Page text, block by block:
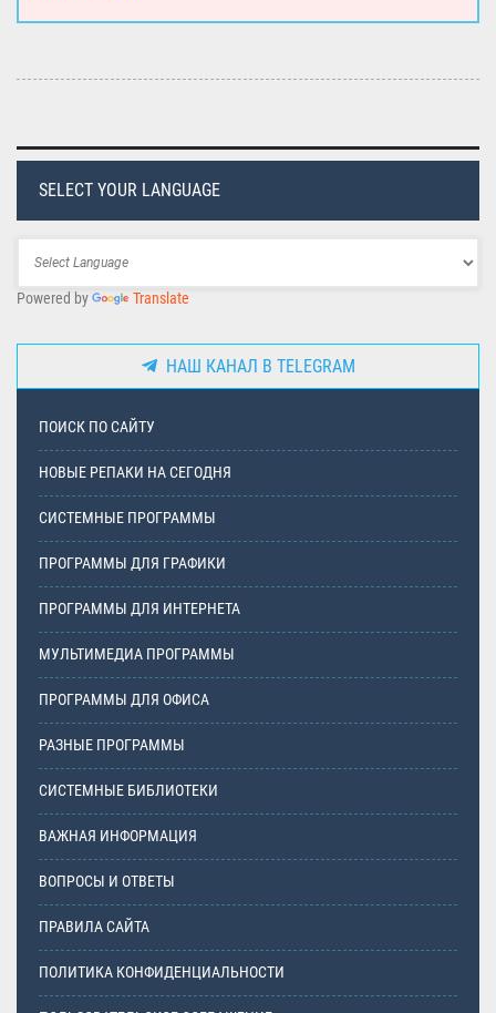
SELECT YOUR LANGUAGE
Powered by Translate
НАШ КАНАЛ В TELEGRAM
ПОИСК ПО САЙТУ
НОВЫЕ РЕПАКИ НА СЕГОДНЯ
СИСТЕМНЫЕ ПРОГРАММЫ
ПРОГРАММЫ ДЛЯ ГРАФИКИ
ПРОГРАММЫ ДЛЯ ИНТЕРНЕТА
МУЛЬТИМЕДИА ПРОГРАММЫ
ПРОГРАММЫ ДЛЯ ОФИСА
РАЗНЫЕ ПРОГРАММЫ
СИСТЕМНЫЕ БИБЛИОТЕКИ
ВАЖНАЯ ИНФОРМАЦИЯ
ВОПРОСЫ И ОТВЕТЫ
ПРАВИЛА САЙТА
ПОЛИТИКА КОНФИДЕНЦИАЛЬНОСТИ